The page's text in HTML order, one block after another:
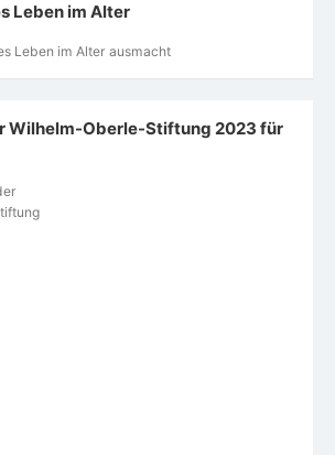
Leben im Alter
Leben im Alter ausmacht
Wilhelm-Oberle-Stiftung 2023 für